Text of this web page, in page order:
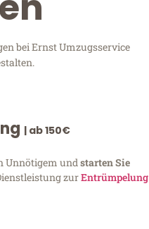
bei Ernst Umzugsservice
| ab 150€
Unnötigem und starten Sie
zurEntrümpelung